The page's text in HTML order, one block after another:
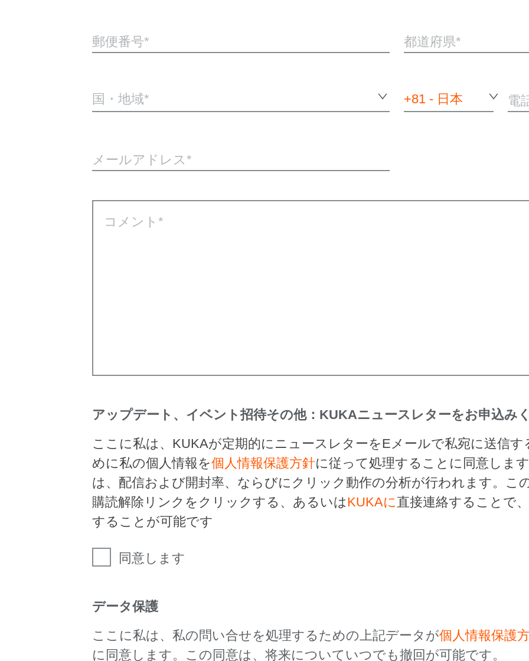
郵便番号 都道府県
国・地域* +81 - 日本 電
メールアドレス
コメント
アップデート、イベント招待その他：KUKAニュースレターをお申込み
ここに私は、KUKAが定期的にニュースレターをEメールで私宛に送信
めに私の個人情報を個人情報保護方針に従って処理することに同意しま
は、配信および開封率、ならびにクリック動作の分析が行われます。こ
購読解除リンクをクリックする、あるいはKUKAに直接連絡することで
することが可能です
同意します
データ保護
ここに私は、私の問い合せを処理するための上記データが個人情報保護
に同意します。この同意は、将来についていつでも撤回が可能です。